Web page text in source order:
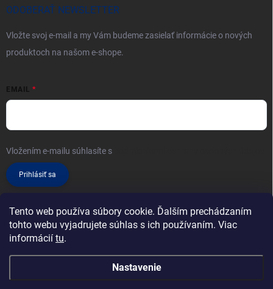
Tento web používa súbory cookie. Ďalším prechádzaním
tohto webu vyjadrujete súhlas s ich používaním. Viac
informácií tu.
Nastavenie
ODOBERAŤ NEWSLETTER
Vložte svoj e-mail a my Vám budeme zasielať informácie o nových
produktoch na našom e-shope.
EMAIL
Vložením e-mailu súhlasíte s
Prihlásiť sa